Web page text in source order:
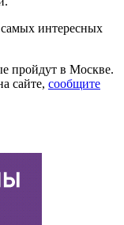
интересных
пройдут в Москве.
сайте, сообщите